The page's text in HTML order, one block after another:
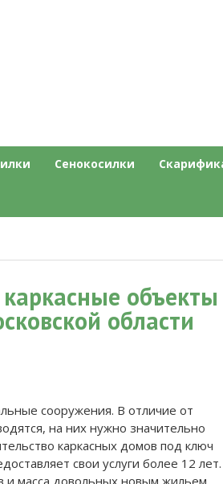
Сенокосилки
объекты
области
сооружения. В отличие от
на них нужно значительно
каркасных домов под ключ
свои услуги более 12 лет.